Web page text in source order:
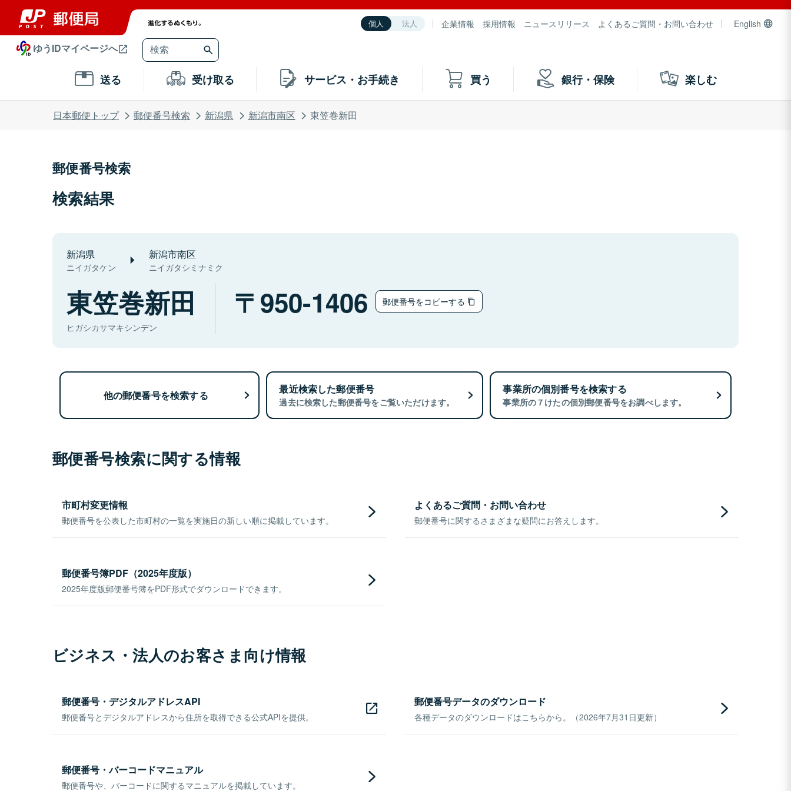
個人 法人 企業情報 採用情報 ニュースリリース よくあるご質問・お問い合わせ English
ゆうIDマイページへ
送る 受け取る サービス・お手続き 買う 銀行・保険 楽しむ
日本郵便トップ 郵便番号検索 新潟県 新潟市南区 東笠巻新田
郵便番号検索
検索結果
新潟県
ニイガタケン
新潟市南区
ニイガタシミナミク
東笠巻新田
ヒガシカサマキシンデン
950-1406 郵便番号をコピーする
他の郵便番号を検索する 最近検索した郵便番号
過去に検索した郵便番号をご覧いただけます。
事業所の個別番号を検索する
事業所の７けたの個別郵便番号をお調べします。
郵便番号検索に関する情報
市町村変更情報
郵便番号を公表した市町村の一覧を実施日の新しい順に掲載しています。
よくあるご質問・お問い合わせ
郵便番号に関するさまざまな疑問にお答えします。
郵便番号簿PDF（2025年度版）
2025年度版郵便番号簿をPDF形式でダウンロードできます。
ビジネス・法人のお客さま向け情報
郵便番号・デジタルアドレスAPI
郵便番号とデジタルアドレスから住所を取得できる公式APIを提供。
郵便番号データのダウンロード
各種データのダウンロードはこちらから。（2026年7月31日更新）
郵便番号・バーコードマニュアル
郵便番号や、バーコードに関するマニュアルを掲載しています。